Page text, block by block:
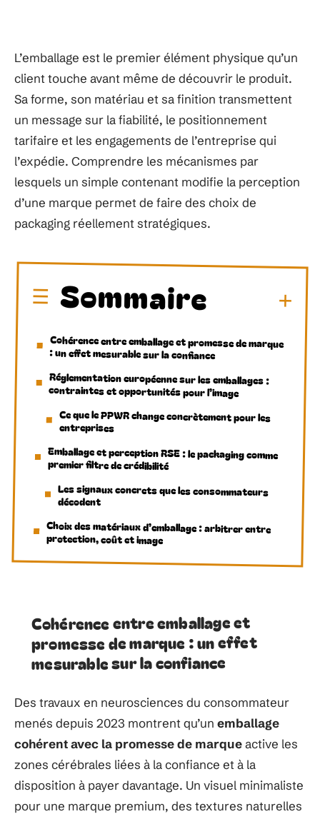
L’emballage est le premier élément physique qu’un
client touche avant même de découvrir le produit.
Sa forme, son matériau et sa finition transmettent
un message sur la fiabilité, le positionnement
tarifaire et les engagements de l’entreprise qui
l’expédie. Comprendre les mécanismes par
lesquels un simple contenant modifie la perception
d’une marque permet de faire des choix de
packaging réellement stratégiques.
Sommaire
Cohérence entre emballage et promesse de marque
: un effet mesurable sur la confiance
Réglementation européenne sur les emballages :
contraintes et opportunités pour l’image
Ce que le PPWR change concrètement pour les
entreprises
Emballage et perception RSE : le packaging comme
premier filtre de crédibilité
Les signaux concrets que les consommateurs
décodent
Choix des matériaux d’emballage : arbitrer entre
protection, coût et image
Cohérence entre emballage et
promesse de marque : un effet
mesurable sur la confiance
Des travaux en neurosciences du consommateur
menés depuis 2023 montrent qu’un emballage
cohérent avec la promesse de marqueactive les
zones cérébrales liées à la confiance et à la
disposition à payer davantage. Un visuel minimaliste
pour une marque premium, des textures naturelles